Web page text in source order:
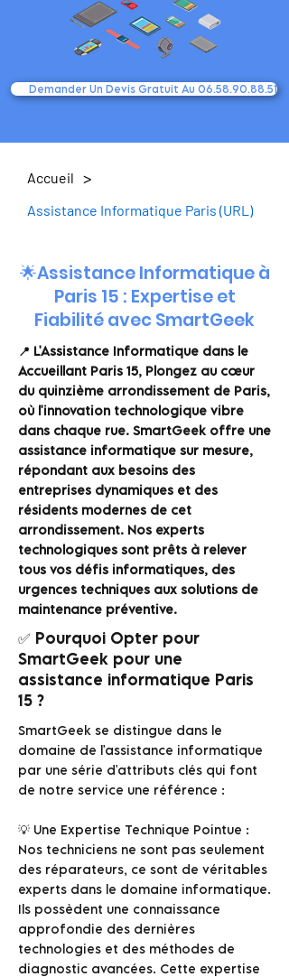
Demander Un Devis Gratuit Au 06.58.90.88.51
Accueil >
Assistance Informatique Paris (URL)
🌟Assistance Informatique à
Paris 15 : Expertise et
Fiabilité avec SmartGeek
📍 L'Assistance Informatique dans le
Accueillant Paris 15, Plongez au cœur
du quinzième arrondissement de Paris,
où l'innovation technologique vibre
dans chaque rue. SmartGeek offre une
assistance informatique sur mesure,
répondant aux besoins des
entreprises dynamiques et des
résidents modernes de cet
arrondissement. Nos experts
technologiques sont prêts à relever
tous vos défis informatiques, des
urgences techniques aux solutions de
maintenance préventive.
✅ Pourquoi Opter pour
SmartGeek pour une
assistance informatique Paris
15 ?
SmartGeek se distingue dans le
domaine de l'assistance informatique
par une série d'attributs clés qui font
de notre service une référence :
💡 Une Expertise Technique Pointue :
Nos techniciens ne sont pas seulement
des réparateurs, ce sont de véritables
experts dans le domaine informatique.
Ils possèdent une connaissance
approfondie des dernières
technologies et des méthodes de
diagnostic avancées. Cette expertise